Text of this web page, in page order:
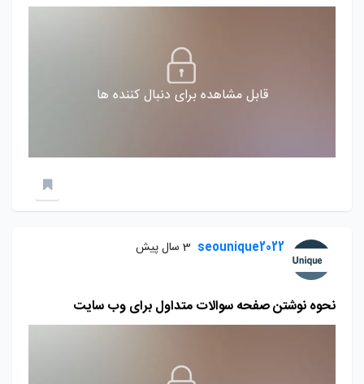
قابل مشاهده برای دنبال کننده ها
seounique2022 3 سال پیش
نحوه نوشتن صفحه سوالات متداول برای وب سایت